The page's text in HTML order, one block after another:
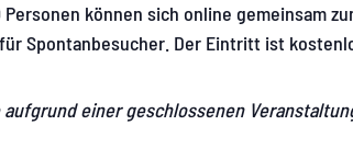
können sich online gemeinsam
Spontanbesucher. Der Eintritt ist
einer geschlossenen